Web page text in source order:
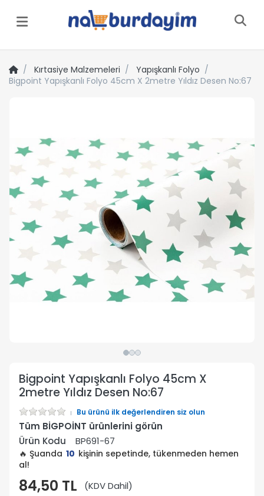
Menü
Kırtasiye Malzemeleri
Yapışkanlı Folyo
Bigpoint Yapışkanlı Folyo 45cm X 2metre Yıldız Desen No:67
Bigpoint Yapışkanlı Folyo 45cm X
2metre Yıldız Desen No:67
Bu ürünü ilk değerlendiren siz olun
Tüm BİGPOİNT ürünlerini görün
Ürün Kodu
BP691-67
🔥 Şuanda 10 kişinin sepetinde, tükenmeden hemen
al!
84,50 TL (KDV Dahil)